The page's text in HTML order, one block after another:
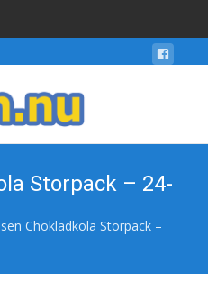
Storpack – 24-
Chokladkola Storpack –